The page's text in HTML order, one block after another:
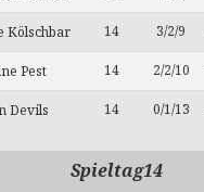
Kölschbar 14 3/2/9
Pest 14 2/2/10
Devils 14 0/1/13
Spieltag14